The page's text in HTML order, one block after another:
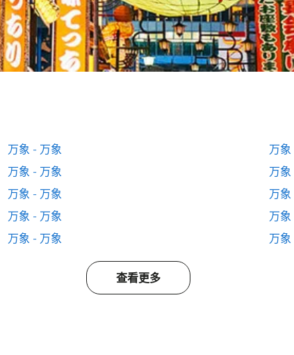
万象 - 万象
万
万象 - 万象
万
万象 - 万象
万
万象 - 万象
万
万象 - 万象 万
查看更多